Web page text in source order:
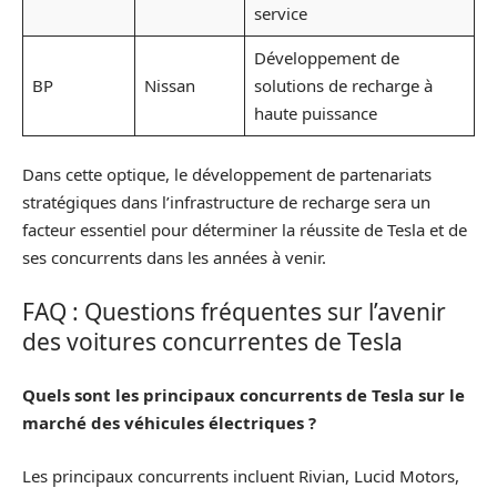
service
BP Nissan
Développement de
solutions de recharge à
haute puissance
Dans cette optique, le développement de partenariats
stratégiques dans l’infrastructure de recharge sera un
facteur essentiel pour déterminer la réussite de Tesla et de
ses concurrents dans les années à venir.
FAQ : Questions fréquentes sur l’avenir
des voitures concurrentes de Tesla
Quels sont les principaux concurrents de Tesla sur le
marché des véhicules électriques ?
Les principaux concurrents incluent Rivian, Lucid Motors,